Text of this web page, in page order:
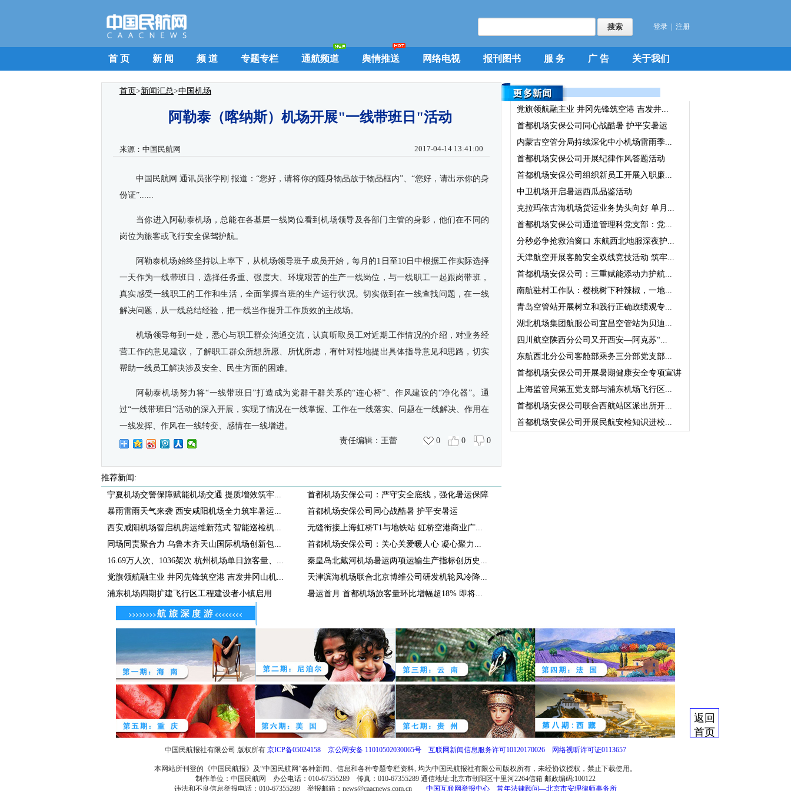
登录 注册
首 页 新 闻 频 道 专题专栏 通航频道 舆情推送 网络电视 报刊图书 服 务 广 告 关于我们
首页>新闻汇总>中国机场
阿勒泰（喀纳斯）机场开展"一线带班日"活动
来源： 中国民航网 2017-04-14 13:41:00
中国民航网 通讯员张学刚 报道：“您好，请将你的随身物品放于物品框内”、“您好，请出示你的身
份证”......
当你进入阿勒泰机场，总能在各基层一线岗位看到机场领导及各部门主管的身影，他们在不同的
岗位为旅客或飞行安全保驾护航。
阿勒泰机场始终坚持以上率下，从机场领导班子成员开始，每月的1日至10日中根据工作实际选择
一天作为一线带班日，选择任务重、强度大、环境艰苦的生产一线岗位，与一线职工一起跟岗带班，
真实感受一线职工的工作和生活，全面掌握当班的生产运行状况。切实做到在一线查找问题，在一线
解决问题，从一线总结经验，把一线当作提升工作质效的主战场。
机场领导每到一处，悉心与职工群众沟通交流，认真听取员工对近期工作情况的介绍，对业务经
营工作的意见建议，了解职工群众所想所愿、所忧所虑，有针对性地提出具体指导意见和思路，切实
帮助一线员工解决涉及安全、民生方面的困难。
阿勒泰机场努力将“一线带班日”打造成为党群干群关系的“连心桥”、作风建设的“净化器”。通
过“一线带班日”活动的深入开展，实现了情况在一线掌握、工作在一线落实、问题在一线解决、作用在
一线发挥、作风在一线转变、感情在一线增进。
责任编辑： 王蕾 0 0 0
推荐新闻:
宁夏机场交警保障赋能机场交通 提质增效筑牢...
暴雨雷雨天气来袭 西安咸阳机场全力筑牢暑运...
西安咸阳机场智启机房运维新范式 智能巡检机...
同场同责聚合力 乌鲁木齐天山国际机场创新包...
16.69万人次、1036架次 杭州机场单日旅客量、...
党旗领航融主业 井冈先锋筑空港 吉发井冈山机...
浦东机场四期扩建飞行区工程建设者小镇启用
首都机场安保公司：严守安全底线，强化暑运保障
首都机场安保公司同心战酷暑 护平安暑运
无缝衔接上海虹桥T1与地铁站 虹桥空港商业广...
首都机场安保公司：关心关爱暖人心 凝心聚力...
秦皇岛北戴河机场暑运两项运输生产指标创历史...
天津滨海机场联合北京博维公司研发机轮风冷降...
暑运首月 首都机场旅客量环比增幅超18% 即将...
党旗领航融主业 井冈先锋筑空港 吉发井...
首都机场安保公司同心战酷暑 护平安暑运
内蒙古空管分局持续深化中小机场雷雨季...
首都机场安保公司开展纪律作风答题活动
首都机场安保公司组织新员工开展入职廉...
中卫机场开启暑运西瓜品鉴活动
克拉玛依古海机场货运业务势头向好 单月...
首都机场安保公司通道管理科党支部：党...
分秒必争抢救治窗口 东航西北地服深夜护...
天津航空开展客舱安全双线竞技活动 筑牢...
首都机场安保公司：三重赋能添动力护航...
南航驻村工作队：樱桃树下种辣椒，一地...
青岛空管站开展树立和践行正确政绩观专...
湖北机场集团航服公司宜昌空管站为贝迪...
四川航空陕西分公司又开西安—阿克苏“...
东航西北分公司客舱部乘务三分部党支部...
首都机场安保公司开展暑期健康安全专项宣讲
上海监管局第五党支部与浦东机场飞行区...
首都机场安保公司联合西航站区派出所开...
首都机场安保公司开展民航安检知识进校...
返回
首页
中国民航报社有限公司 版权所有 京ICP备05024158 京公网安备 11010502030065号 互联网新闻信息服务许可10120170026 网络视听许可证0113657
本网站所刊登的《中国民航报》及“中国民航网”各种新闻、信息和各种专题专栏资料, 均为中国民航报社有限公司版权所有，未经协议授权，禁止下载使用。
制作单位：中国民航网 办公电话：010-67355289 传真：010-67355289 通信地址:北京市朝阳区十里河2264信箱 邮政编码:100122
违法和不良信息举报电话：010-67355289 举报邮箱：news@caacnews.com.cn
中国互联网举报中心 常年法律顾问—北京市安理律师事务所